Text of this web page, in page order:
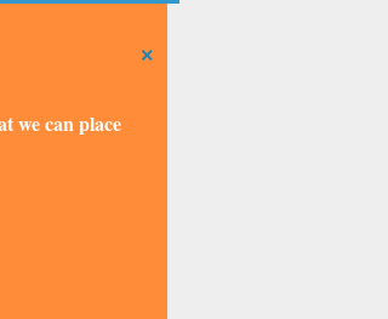
×
we can place